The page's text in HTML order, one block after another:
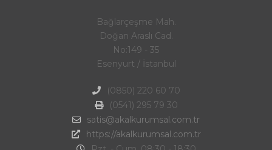
Bağlarçeşme Mah.
Doğan Araslı Cad.
No:149 - 35
Esenyurt / İstanbul
(0850) 220 60 70
(0541) 295 79 30
satis@akalkurumsal.com.tr
https://akalkurumsal.com.tr